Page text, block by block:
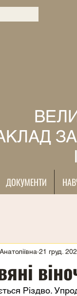
ДОКУМЕНТИ
21 груд.
Різдво.